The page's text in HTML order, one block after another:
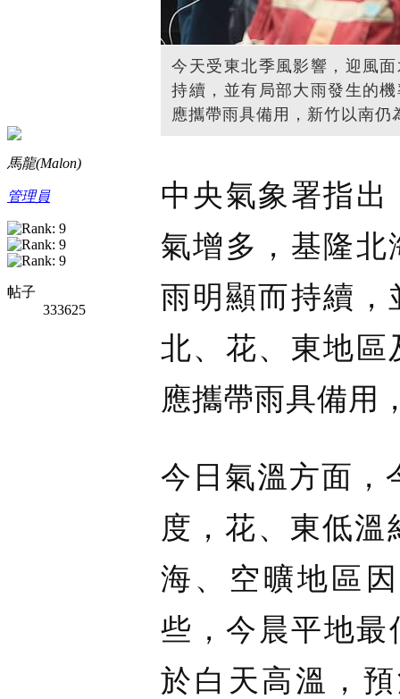
馬龍(Malon)
管理員
帖子
333625
今天受東北季風影響，迎風
持續，並有局部大雨發生的
應攜帶雨具備用，新竹以南
中央氣象署指
氣增多，基隆
雨明顯而持續，
北、花、東地區
應攜帶雨具備用
今日氣溫方面，
度，花、東低
海、空曠地區
些，今晨平地
於白天高溫，